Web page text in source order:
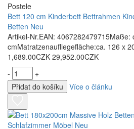
Postele
Bett 120 cm Kinderbett Bettrahmen
Betten Neu
Artikel-Nr.EAN: 4067282479715Maße:
cmMatratzenaufliegefläche:ca. 126 x
1,689.00CZK 29,952.00CZK
-
+
Přidat do košíku
Více o článku